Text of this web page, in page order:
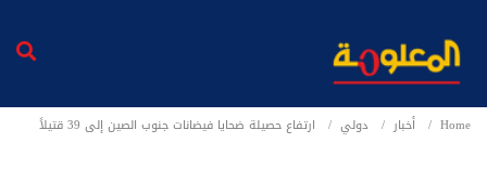
Home أخبار دولي ارتفاع حصيلة ضحايا فيضانات جنوب الصين إلى 39 قتيلاً